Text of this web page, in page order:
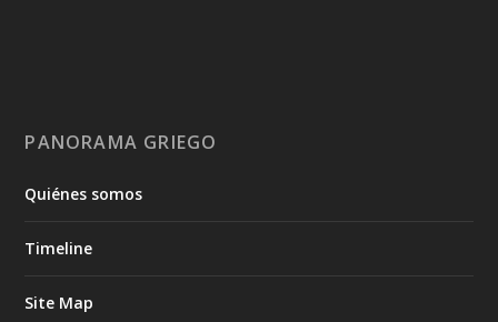
PANORAMA GRIEGO
Quiénes somos
Timeline
Site Map